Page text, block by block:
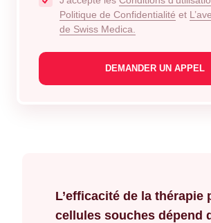
Politique de Confidentialité et
de Swiss Medica.
L’efficacité de la thérapie
cellules souches dépend